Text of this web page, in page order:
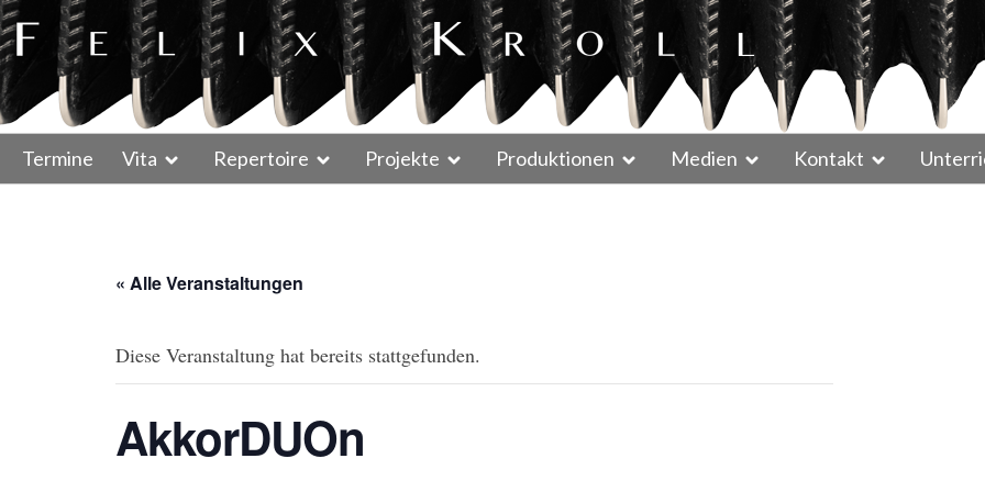
Termine Vita Repertoire Projekte Produktionen Medien Kontakt
« Alle Veranstaltungen
Diese Veranstaltung hat bereits stattgefunden.
AkkorDUOn